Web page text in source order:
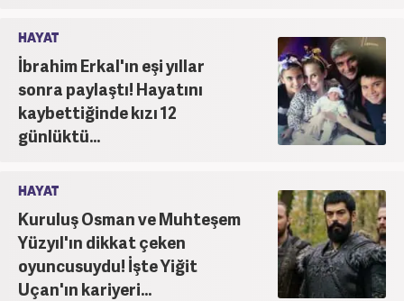
HAYAT
İbrahim Erkal'ın eşi yıllar
sonra paylaştı! Hayatını
kaybettiğinde kızı 12
günlüktü...
HAYAT
Kuruluş Osman ve Muhteşem
Yüzyıl'ın dikkat çeken
oyuncusuydu! İşte Yiğit
Uçan'ın kariyeri...